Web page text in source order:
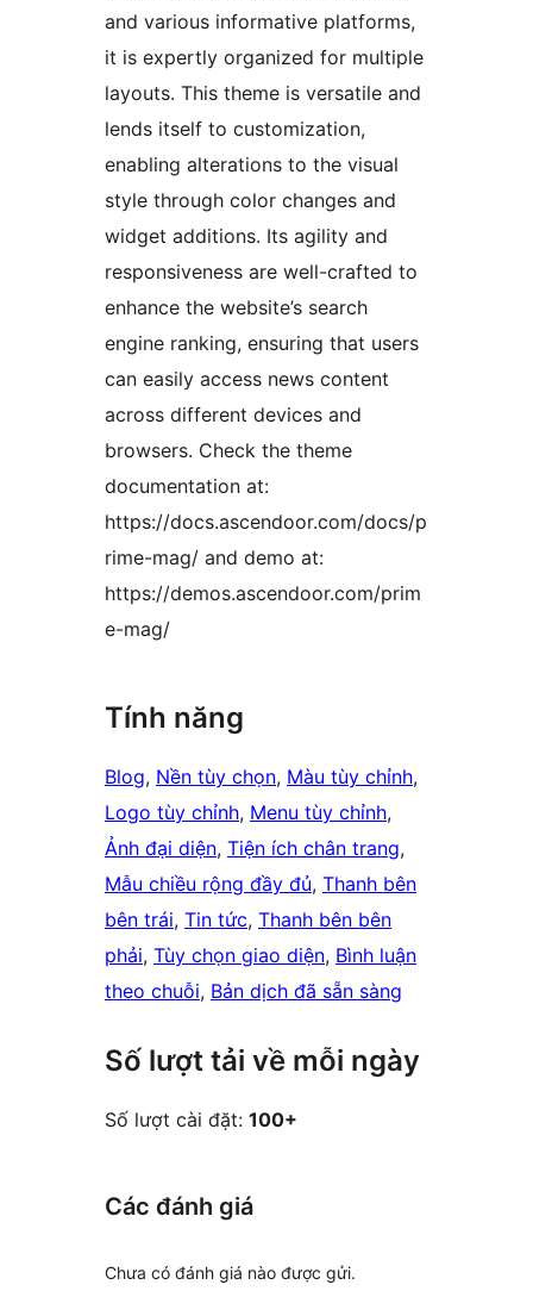
and various informative platforms,
it is expertly organized for multiple
layouts. This theme is versatile and
lends itself to customization,
enabling alterations to the visual
style through color changes and
widget additions. Its agility and
responsiveness are well-crafted to
enhance the website’s search
engine ranking, ensuring that users
can easily access news content
across different devices and
browsers. Check the theme
documentation at:
https://docs.ascendoor.com/docs/p
rime-mag/ and demo at:
https://demos.ascendoor.com/prim
e-mag/
Tính năng
Blog, Nền tùy chọn, Màu tùy chỉnh
Logo tùy chỉnh, Menu tùy chỉnh
Ảnh đại diện, Tiện ích chân trang
Mẫu chiều rộng đầy đủ, Thanh bên
bên trái, Tin tức, Thanh bên bên
phải, Tùy chọn giao diện, Bình luận
theo chuỗi, Bản dịch đã sẵn sàng
Số lượt tải về mỗi ngày
Số lượt cài đặt: 100+
Các đánh giá
Chưa có đánh giá nào được gửi.